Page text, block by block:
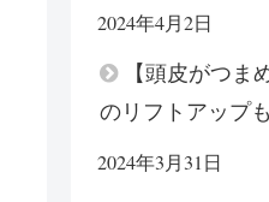
2024年4月2日
【頭皮がつま
のリフトアップ
2024年3月31日